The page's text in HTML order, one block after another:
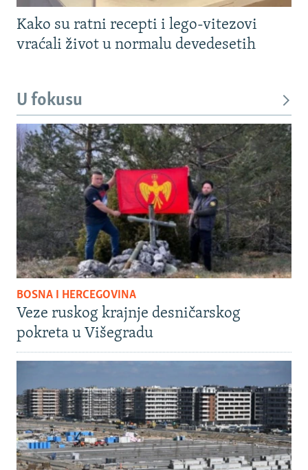
Kako su ratni recepti i lego-vitezovi
vraćali život u normalu devedesetih
U fokusu
BOSNA I HERCEGOVINA
Veze ruskog krajnje desničarskog
pokreta u Višegradu